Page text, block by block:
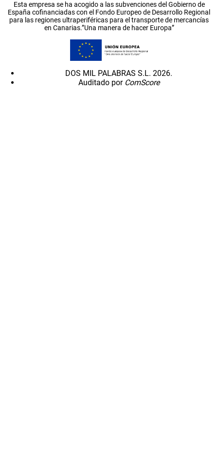
Esta empresa se ha acogido a las subvenciones del Gobierno de
España cofinanciadas con el Fondo Europeo de Desarrollo Regional
para las regiones ultraperiféricas para el transporte de mercancías
en Canarias.”Una manera de hacer Europa”
DOS MIL PALABRAS S.L. 2026.
Auditado por ComScore